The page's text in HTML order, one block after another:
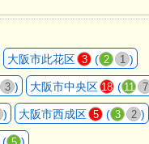
大阪市此花区 3 ( 2 1 )
3 ) 大阪市中央区 18 (11 7
) 大阪市西成区 5 ( 3 2 )